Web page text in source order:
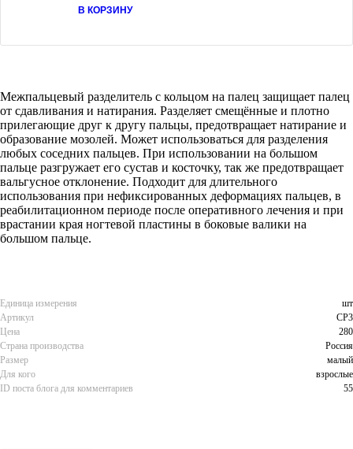
В КОРЗИНУ
Межпальцевый разделитель с кольцом на палец защищает палец
от сдавливания и натирания. Разделяет смещённые и плотно
прилегающие друг к другу пальцы, предотвращает натирание и
образование мозолей. Может использоваться для разделения
любых соседних пальцев. При использовании на большом
пальце разгружает его сустав и косточку, так же предотвращает
вальгусное отклонение. Подходит для длительного
использования при нефиксированных деформациях пальцев, в
реабилитационном периоде после оперативного лечения и при
врастании края ногтевой пластины в боковые валики на
большом пальце.
Единица измерения
шт
Артикул
СР3
Цена
280
Страна производства
Россия
Размер
малый
Для кого
взрослые
ID поста блога для комментариев
55